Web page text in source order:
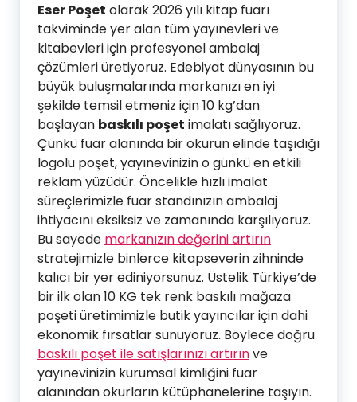
Eser Poşet olarak 2026 yılı kitap fuarı
takviminde yer alan tüm yayınevleri ve
kitabevleri için profesyonel ambalaj
çözümleri üretiyoruz. Edebiyat dünyasının bu
büyük buluşmalarında markanızı en iyi
şekilde temsil etmeniz için 10 kg’dan
başlayan baskılı poşet imalatı sağlıyoruz.
Çünkü fuar alanında bir okurun elinde taşıdığı
logolu poşet, yayınevinizin o günkü en etkili
reklam yüzüdür. Öncelikle hızlı imalat
süreçlerimizle fuar standınızın ambalaj
ihtiyacını eksiksiz ve zamanında karşılıyoruz.
Bu sayede markanızın değerini artırın
stratejimizle binlerce kitapseverin zihninde
kalıcı bir yer ediniyorsunuz. Üstelik Türkiye’de
bir ilk olan 10 KG tek renk baskılı mağaza
poşeti üretimimizle butik yayıncılar için dahi
ekonomik fırsatlar sunuyoruz. Böylece doğru
baskılı poşet ile satışlarınızı artırınve
yayınevinizin kurumsal kimliğini fuar
alanından okurların kütüphanelerine taşıyın.